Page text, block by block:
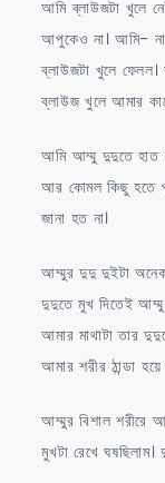
আমি ব্লাউজটা খুলে
আপুকেও না। আমি-
ব্লাউজটা খুলে
ব্লাউজ খুলে আমার
আমি আম্মু দুদুতে হাত
আর কোমল কিছু হতে
জানা হত না।
আম্মুর দুদু দুইটা
দুদুতে মুখ দিতেই
আমার মাথাটা তার
আমার শরীর ঠান্ডা
আম্মুর বিশাল শরীরে
মুখটা রেখে ঘষছিলাম।